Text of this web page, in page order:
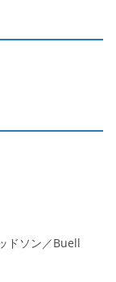
ドソン／Buell